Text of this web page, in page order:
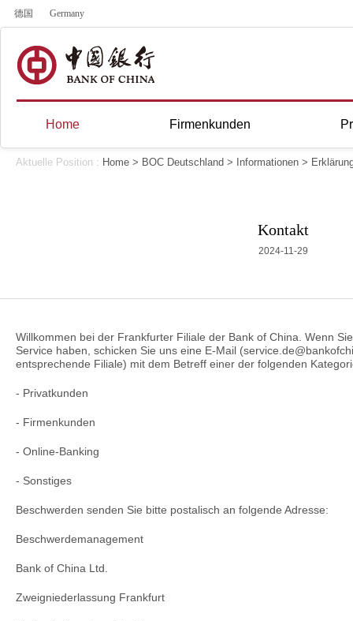
德国 Germany
Home Firmenkunden
Aktuelle Position : Home > BOC Deutschland > Informationen >
Kontakt
2024-11-29
Willkommen bei der Frankfurter Filiale der Bank of China. Wenn
Service haben, schicken Sie uns eine E-Mail
entsprechende Filiale) mit dem Betreff einer der folgenden
- Privatkunden
- Firmenkunden
- Online-Banking
- Sonstiges
Beschwerden senden Sie bitte postalisch an folgende Adresse:
Beschwerdemanagement
Bank of China Ltd.
Zweigniederlassung Frankfurt